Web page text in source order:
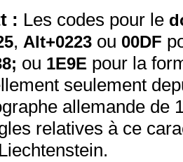
: Les codes pour le
, Alt+0223ou 00DF
ou 1E9E pour la
seulement
allemande de
relatives à ce